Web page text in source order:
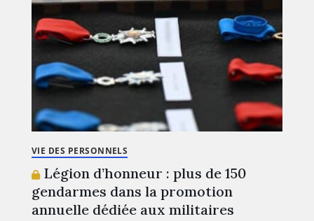
VIE DES PERSONNELS
Légion d’honneur : plus de 150
gendarmes dans la promotion
annuelle dédiée aux militaires